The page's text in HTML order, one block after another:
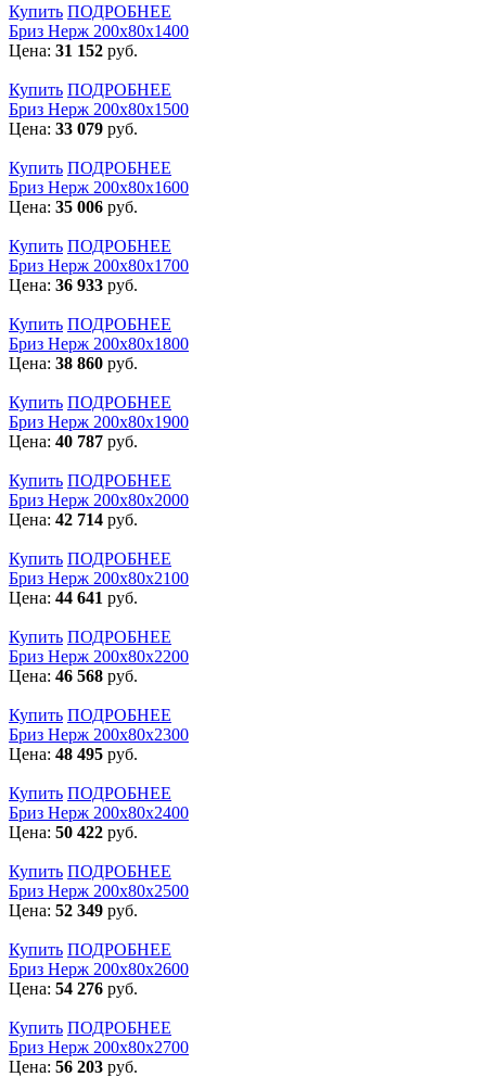
Купить ПОДРОБНЕЕ
Бриз Нерж 200х80х1400
Цена: 31 152 руб.
Купить ПОДРОБНЕЕ
Бриз Нерж 200х80х1500
Цена: 33 079 руб.
Купить ПОДРОБНЕЕ
Бриз Нерж 200х80х1600
Цена: 35 006 руб.
Купить ПОДРОБНЕЕ
Бриз Нерж 200х80х1700
Цена: 36 933 руб.
Купить ПОДРОБНЕЕ
Бриз Нерж 200х80х1800
Цена: 38 860 руб.
Купить ПОДРОБНЕЕ
Бриз Нерж 200х80х1900
Цена: 40 787 руб.
Купить ПОДРОБНЕЕ
Бриз Нерж 200х80х2000
Цена: 42 714 руб.
Купить ПОДРОБНЕЕ
Бриз Нерж 200х80х2100
Цена: 44 641 руб.
Купить ПОДРОБНЕЕ
Бриз Нерж 200х80х2200
Цена: 46 568 руб.
Купить ПОДРОБНЕЕ
Бриз Нерж 200х80х2300
Цена: 48 495 руб.
Купить ПОДРОБНЕЕ
Бриз Нерж 200х80х2400
Цена: 50 422 руб.
Купить ПОДРОБНЕЕ
Бриз Нерж 200х80х2500
Цена: 52 349 руб.
Купить ПОДРОБНЕЕ
Бриз Нерж 200х80х2600
Цена: 54 276 руб.
Купить ПОДРОБНЕЕ
Бриз Нерж 200х80х2700
Цена: 56 203 руб.